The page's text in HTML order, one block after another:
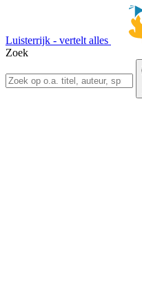
Luisterrijk - vertelt alles
Zoek